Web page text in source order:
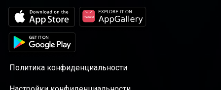
Политика конфиденциальности